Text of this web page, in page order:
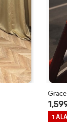
Takım Bordo